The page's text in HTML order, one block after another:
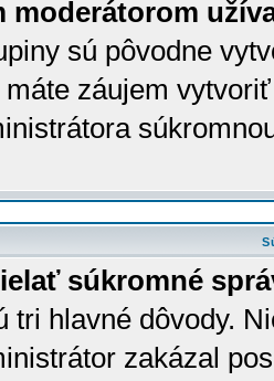
moderátorom
sú pôvodne
záujem
súkromné
tri hlavné dôvody.
zakázal